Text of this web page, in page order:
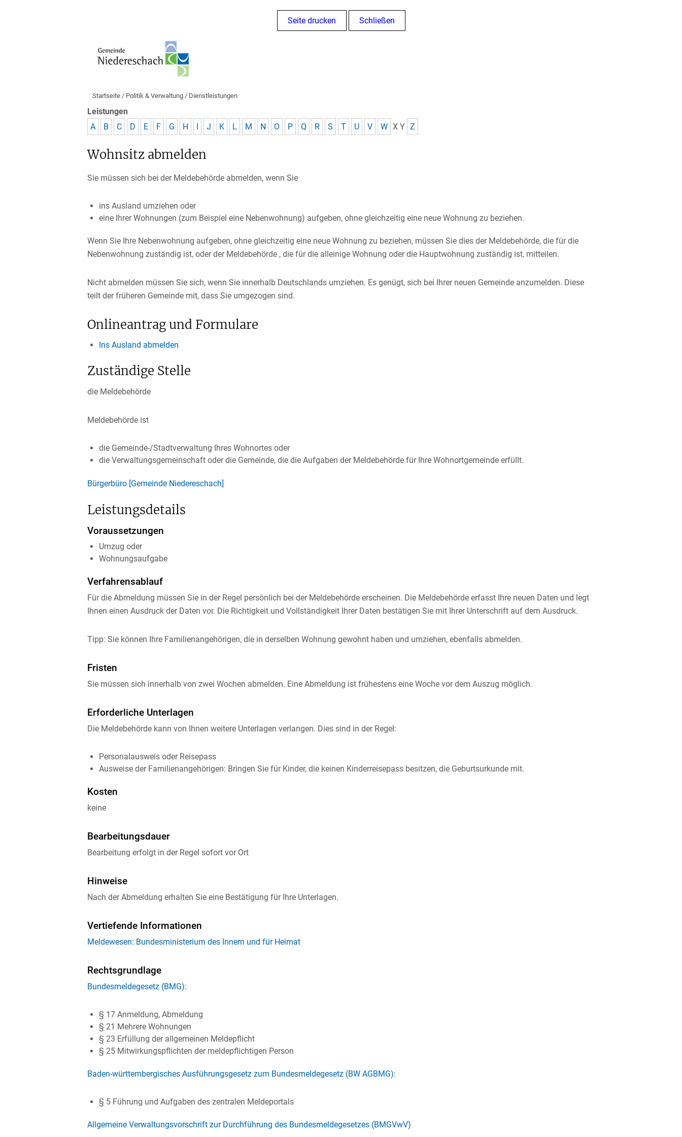
Seite drucken Schließen
Startseite / Politik & Verwaltung / Dienstleistungen
Leistungen
A
B C D E F G H I J K L M N O P Q R S T U V W X Y Z
Wohnsitz abmelden
Sie müssen sich bei der Meldebehörde abmelden, wenn Sie
ins Ausland umziehen oder
eine Ihrer Wohnungen (zum Beispiel eine Nebenwohnung) aufgeben, ohne gleichzeitig eine neue Wohnung zu beziehen.
Wenn Sie Ihre Nebenwohnung aufgeben, ohne gleichzeitig eine neue Wohnung zu beziehen, müssen Sie dies der Meldebehörde, die für die
Nebenwohnung zuständig ist, oder der Meldebehörde , die für die alleinige Wohnung oder die Hauptwohnung zuständig ist, mitteilen.
Nicht abmelden müssen Sie sich, wenn Sie innerhalb Deutschlands umziehen. Es genügt, sich bei Ihrer neuen Gemeinde anzumelden. Diese
teilt der früheren Gemeinde mit, dass Sie umgezogen sind.
Onlineantrag und Formulare
Ins Ausland abmelden
Zuständige Stelle
die Meldebehörde
Meldebehörde ist
die Gemeinde-/Stadtverwaltung Ihres Wohnortes oder
die Verwaltungsgemeinschaft oder die Gemeinde, die die Aufgaben der Meldebehörde für Ihre Wohnortgemeinde erfüllt.
Bürgerbüro [Gemeinde Niedereschach]
Leistungsdetails
Voraussetzungen
Umzug oder
Wohnungsaufgabe
Verfahrensablauf
Für die Abmeldung müssen Sie in der Regel persönlich bei der Meldebehörde erscheinen. Die Meldebehörde erfasst Ihre neuen Daten und legt
Ihnen einen Ausdruck der Daten vor. Die Richtigkeit und Vollständigkeit Ihrer Daten bestätigen Sie mit Ihrer Unterschrift auf dem Ausdruck.
Tipp: Sie können Ihre Familienangehörigen, die in derselben Wohnung gewohnt haben und umziehen, ebenfalls abmelden.
Fristen
Sie müssen sich innerhalb von zwei Wochen abmelden. Eine Abmeldung ist frühestens eine Woche vor dem Auszug möglich.
Erforderliche Unterlagen
Die Meldebehörde kann von Ihnen weitere Unterlagen verlangen. Dies sind in der Regel:
Personalausweis oder Reisepass
Ausweise der Familienangehörigen: Bringen Sie für Kinder, die keinen Kinderreisepass besitzen, die Geburtsurkunde mit.
Kosten
keine
Bearbeitungsdauer
Bearbeitung erfolgt in der Regel sofort vor Ort
Hinweise
Nach der Abmeldung erhalten Sie eine Bestätigung für Ihre Unterlagen.
Vertiefende Informationen
Meldewesen: Bundesministerium des Innern und für Heimat
Rechtsgrundlage
Bundesmeldegesetz (BMG):
§ 17 Anmeldung, Abmeldung
§ 21 Mehrere Wohnungen
§ 23 Erfüllung der allgemeinen Meldepflicht
§ 25 Mitwirkungspflichten der meldepflichtigen Person
Baden-württembergisches Ausführungsgesetz zum Bundesmeldegesetz (BW AGBMG):
§ 5 Führung und Aufgaben des zentralen Meldeportals
Allgemeine Verwaltungsvorschrift zur Durchführung des Bundesmeldegesetzes (BMGVwV)